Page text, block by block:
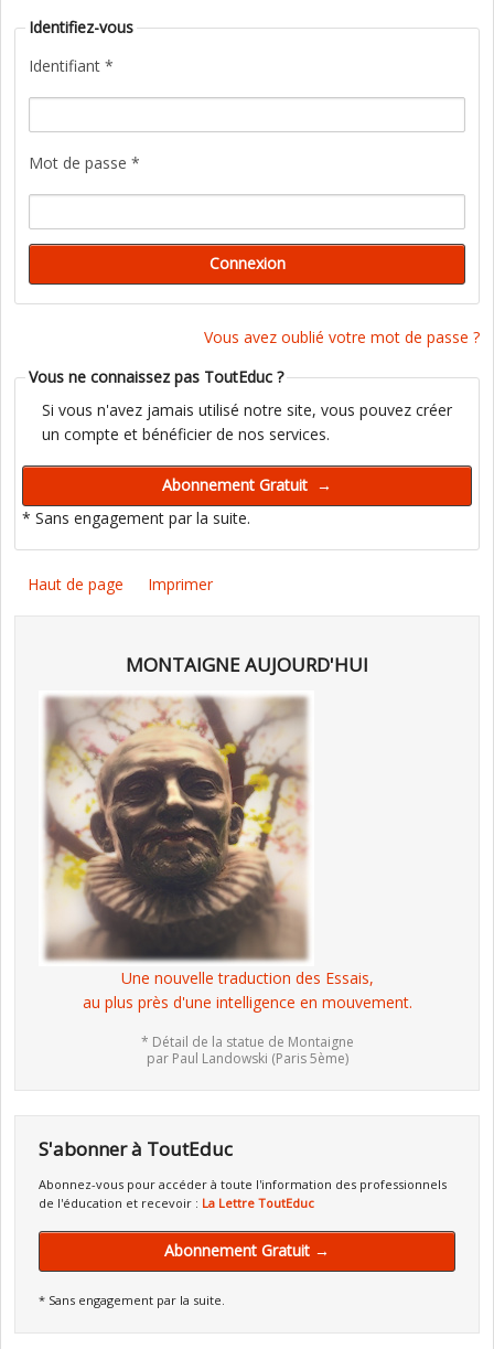
Identifiez-vous
Identifiant *
Mot de passe *
Vous avez oublié votre mot de passe ?
Vous ne connaissez pas ToutEduc ?
Si vous n'avez jamais utilisé notre site, vous pouvez créer
un compte et bénéficier de nos services.
* Sans engagement par la suite.
Haut de page Imprimer
MONTAIGNE AUJOURD'HUI
Une nouvelle traduction des Essais,
au plus près d'une intelligence en mouvement.
* Détail de la statue de Montaigne
par Paul Landowski (Paris 5ème)
S'abonner à ToutEduc
Abonnez-vous pour accéder à toute l'information des professionnels
de l'éducation et recevoir : La Lettre ToutEduc
Abonnement Gratuit →
* Sans engagement par la suite.